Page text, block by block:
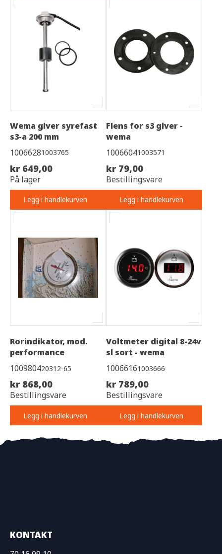
Wema giver syrefast
s3-a 200 mm
10066281003765
kr 649,00
På lager
Legg i handlekurven
Flens for s3 giver -
wema
10066041003571
kr 79,00
Bestillingsvare
Legg i handlekurven
Rorindikator, mod.
performance
100980420312-65
kr 868,00
Bestillingsvare
Legg i handlekurven
Voltmeter digital 8-24v
sl sort - wema
10066161003666
kr 789,00
Bestillingsvare
Legg i handlekurven
KONTAKT